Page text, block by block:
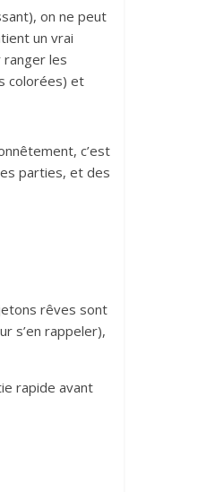
on ne peut
un vrai
ranger les
colorées) et
c’est
parties, et des
rêves sont
s’en rappeler),
rapide avant